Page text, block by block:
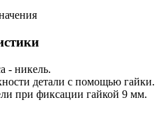
- никель.
детали с помощью гайки.
при фиксации гайкой 9 мм.